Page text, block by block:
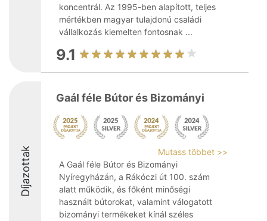
koncentrál. Az 1995-ben alapított, teljes
mértékben magyar tulajdonú családi
vállalkozás kiemelten fontosnak ...
9.1
Díjazottak
Gaál féle Bútor és Bizományi
Mutass többet >>
A Gaál féle Bútor és Bizományi
Nyíregyházán, a Rákóczi út 100. szám
alatt működik, és főként minőségi
használt bútorokat, valamint válogatott
bizományi termékeket kínál széles